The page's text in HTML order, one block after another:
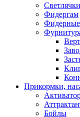
Светлячки
Фидергам
Прикормки,
Бойлы